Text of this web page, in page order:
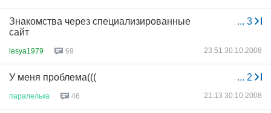
... 3
Знакомства через специализированные
сайт
lesya1979 69 23:51 30.10.2008
... 2
У меня проблема(((
паралелька 46 21:13 30.10.2008